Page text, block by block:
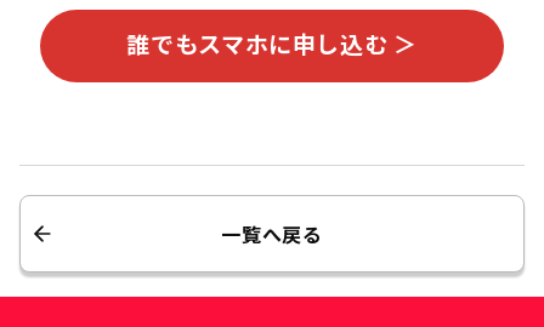
誰でもスマホに申し込む ＞
一覧へ戻る